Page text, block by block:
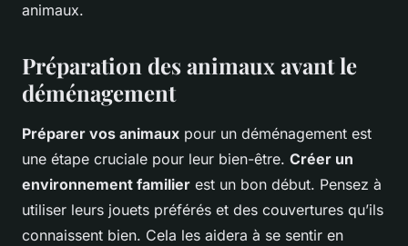
animaux.
Préparation des animaux avant le
déménagement
Préparer vos animaux pour un déménagement est
une étape cruciale pour leur bien-être. Créer un
environnement familier est un bon début. Pensez à
utiliser leurs jouets préférés et des couvertures qu’ils
connaissent bien. Cela les aidera à se sentir en